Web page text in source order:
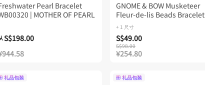
Pearl Bracelet
| MOTHER OF PEARL
S$198.00
GNOME & BOW Musketeer
Fleur-de-lis Beads Bracelet
Women Men - Grey
+ 1 尺寸
S$49.00
S$98.00
¥254.80
礼品包装 礼品包装